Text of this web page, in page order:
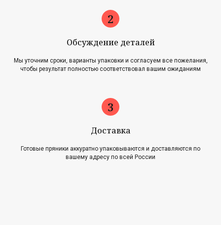
Обсуждение деталей
Мы уточним сроки, варианты упаковки и согласуем все пожелания,
чтобы результат полностью соответствовал вашим ожиданиям
Доставка
Готовые пряники аккуратно упаковываются и доставляются по
вашему адресу по всей России
Новости